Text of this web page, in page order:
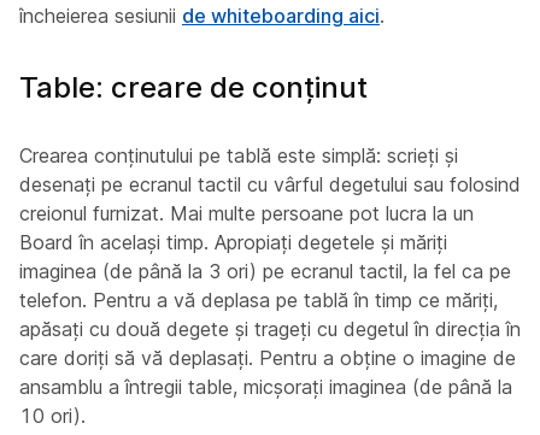
încheierea sesiunii de whiteboarding aici.
Table: creare de conținut
Crearea conținutului pe tablă este simplă: scrieți și
desenați pe ecranul tactil cu vârful degetului sau folosind
creionul furnizat. Mai multe persoane pot lucra la un
Board în același timp. Apropiați degetele și măriți
imaginea (de până la 3 ori) pe ecranul tactil, la fel ca pe
telefon. Pentru a vă deplasa pe tablă în timp ce măriți,
apăsați cu două degete și trageți cu degetul în direcția în
care doriți să vă deplasați. Pentru a obține o imagine de
ansamblu a întregii table, micșorați imaginea (de până la
10 ori).